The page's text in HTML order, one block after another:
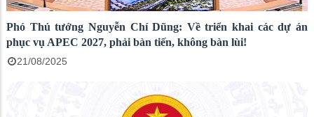
Phó Thủ tướng Nguyễn Chí Dũng: Về triển khai các dự án
phục vụ APEC 2027, phải bàn tiến, không bàn lùi!
21/08/2025